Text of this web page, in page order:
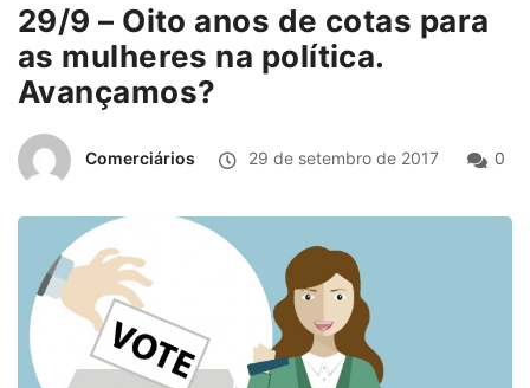
29/9 – Oito anos de cotas para
as mulheres na política.
Avançamos?
Comerciários 29 de setembro de 2017 0